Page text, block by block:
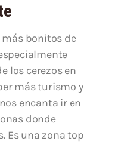
más bonitos de
los cerezos en
más turismo y
encanta ir en
donde
Es una zona top